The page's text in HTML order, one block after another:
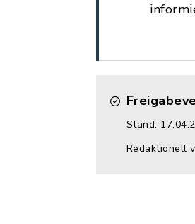
Stand:
Redaktionell